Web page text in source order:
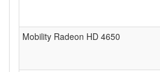
Mobility Radeon HD 4650